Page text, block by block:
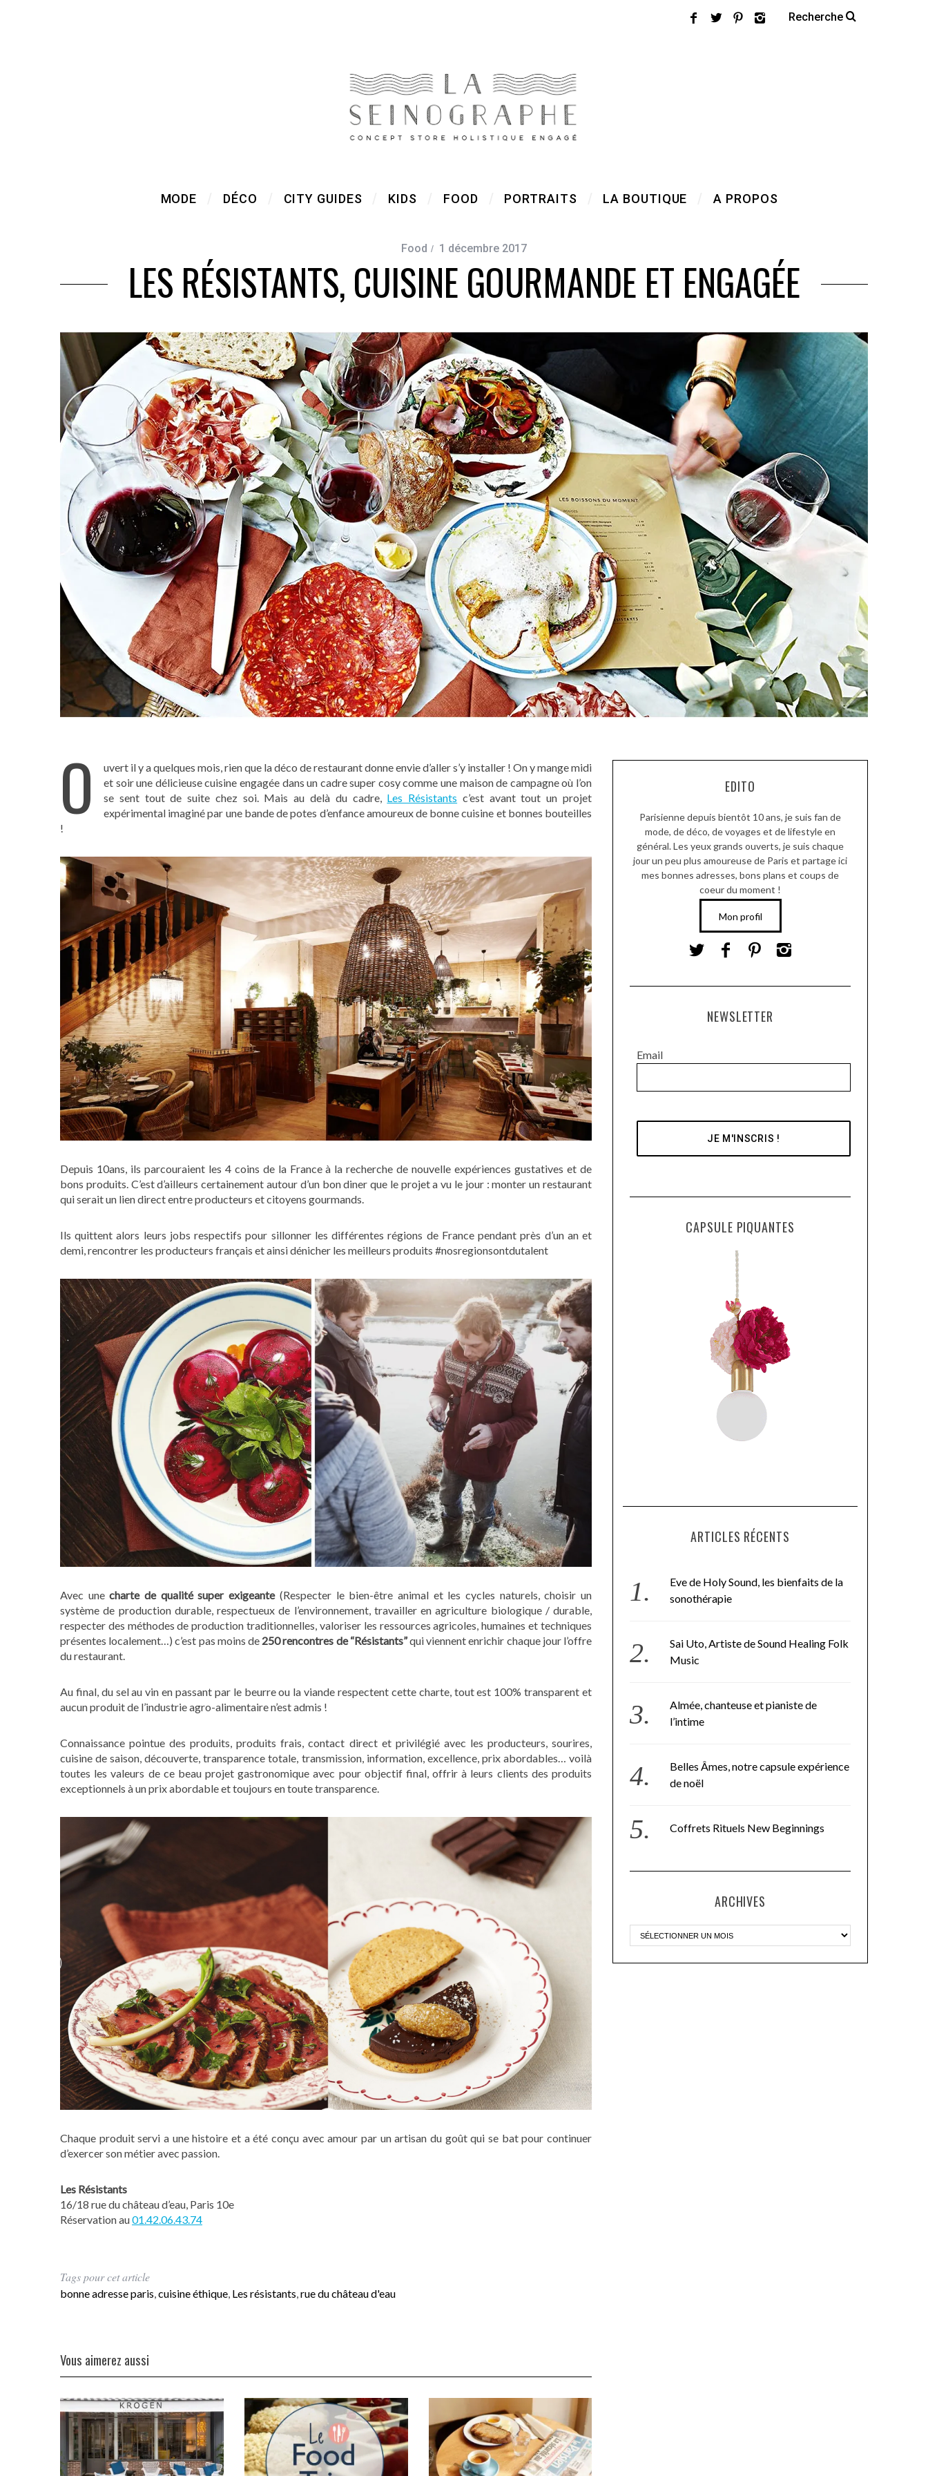
MODE DÉCO CITY GUIDES KIDS FOOD PORTRAITS LA BOUTIQUE A PROPOS
Food 1 décembre 2017
LES RÉSISTANTS, CUISINE GOURMANDE ET ENGAGÉE
O
uvert il y a quelques mois, rien que la déco de restaurant donne envie d’aller s’y installer ! On y mange midi
et soir une délicieuse cuisine engagée dans un cadre super cosy comme une maison de campagne où l’on
se sent tout de suite chez soi. Mais au delà du cadre, Les Résistants c’est avant tout un projet
expérimental imaginé par une bande de potes d’enfance amoureux de bonne cuisine et bonnes bouteilles
!
Depuis 10ans, ils parcouraient les 4 coins de la France à la recherche de nouvelle expériences gustatives et de
bons produits. C’est d’ailleurs certainement autour d’un bon diner que le projet a vu le jour :monter un restaurant
qui serait un lien direct entre producteurs et citoyens gourmands.
Ils quittent alors leurs jobs respectifs pour sillonner les différentes régions de France pendant près d’un an et
demi, rencontrer les producteurs français et ainsi dénicher les meilleurs produits #nosregionsontdutalent
Avec unecharte de qualité super exigeante(Respecter le bien-être animal et les cycles naturels, choisir un
système de production durable, respectueux de l’environnement, travailler en agriculture biologique / durable,
respecter des méthodes de production traditionnelles, valoriser les ressources agricoles, humaines et techniques
présentes localement…) c’est pas moins de 250 rencontres de “Résistants”qui viennent enrichir chaque jour l’offre
du restaurant.
Au final, du sel au vin en passant par le beurre ou la viande respectent cette charte, tout est 100% transparent et
aucunproduit de l’industrie agro-alimentaire n’est admis !
Connaissance pointue des produits, produits frais, contact direct et privilégié avec les producteurs, sourires,
cuisine de saison, découverte, transparence totale, transmission, information, excellence, prix abordables… voilà
toutes les valeurs de ce beau projet gastronomique avec pour objectif final, offrir à leurs clients des produits
exceptionnels à un prix abordable et toujours en toute transparence.
Chaque produit servi a une histoire et a été conçu avec amour par un artisan du goût qui se bat pour continuer
d’exercer son métier avec passion.
Les Résistants
16/18 rue du château d’eau, Paris 10e
Réservation au01.42.06.43.74
Tags pour cet article
bonne adresse paris cuisine éthique Les résistants rue du château d'eau
Vous aimerez aussi
EDITO
Parisienne depuis bientôt 10 ans, je suis fan de
mode, de déco, de voyages et de lifestyle en
général. Les yeux grands ouverts, je suis chaque
jour un peu plus amoureuse de Paris et partage ici
mes bonnes adresses, bons plans et coups de
coeur du moment !
Mon profil
NEWSLETTER
Email
CAPSULE PIQUANTES
ARTICLES RÉCENTS
Eve de Holy Sound, les bienfaits de la
sonothérapie
Sai Uto, Artiste de Sound Healing Folk
Music
Almée, chanteuse et pianiste de
l’intime
Belles Âmes, notre capsule expérience
de noël
Coffrets Rituels New Beginnings
ARCHIVES